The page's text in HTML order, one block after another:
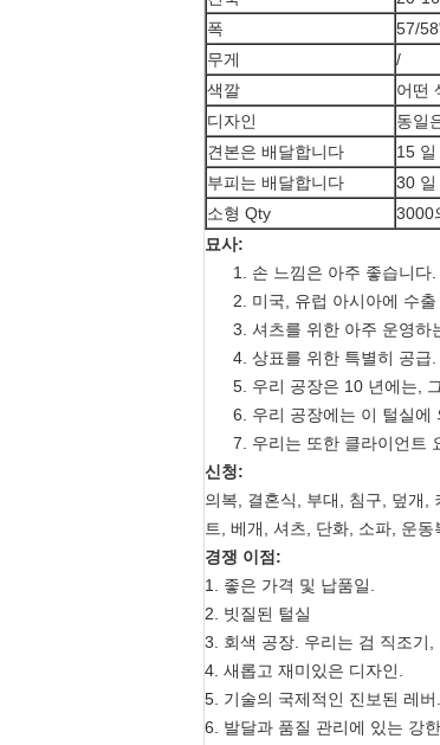
폭
57/
무게
/
색깔
어떤
디자인
동일
견본은 배달합니다
15 일
부피는 배달합니다
30 일
소형 Qty
3000
묘사:
1. 손 느낌은 아주 좋습니다.
2. 미국, 유럽 아시아에 수출
3. 셔츠를 위한 아주 운영하
4. 상표를 위한 특별히 공급.
5. 우리 공장은 10 년에는,
6. 우리 공장에는 이 털실에
7. 우리는 또한 클라이언트
신청:
의복, 결혼식, 부대, 침구, 덮개,
트, 베개, 셔츠, 단화, 소파, 운
경쟁 이점:
1. 좋은 가격 및 납품일.
2. 빗질된 털실
3. 회색 공장. 우리는 검 직조기
4. 새롭고 재미있은 디자인.
5. 기술의 국제적인 진보된 레버.
6. 발달과 품질 관리에 있는 강한